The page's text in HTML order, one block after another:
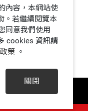
內容，本網站使
。若繼續閱覽本
同意我們使用
cookies 資訊請
策 。
關閉